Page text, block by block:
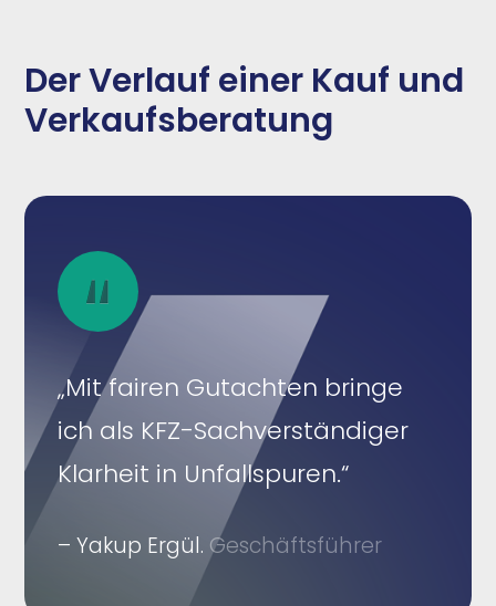
Der Verlauf einer Kauf und
Verkaufsberatung
„Mit fairen Gutachten bringe
ich als KFZ-Sachverständiger
Klarheit in Unfallspuren.“
– Yakup Ergül. Geschäftsführer